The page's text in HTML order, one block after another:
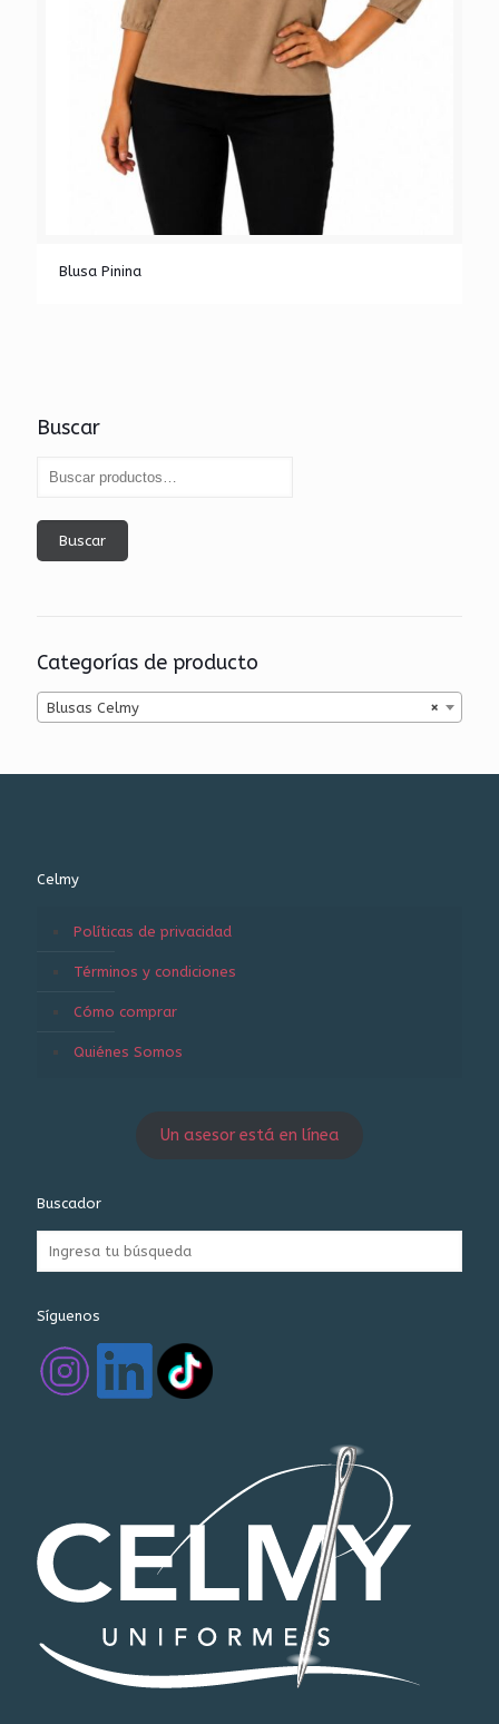
Blusa Pinina
Buscar
Buscar
Categorías de producto
×
Blusas Celmy
Celmy
Políticas de privacidad
Términos y condiciones
Cómo comprar
Quiénes Somos
Un asesor está en línea
Buscador
Síguenos